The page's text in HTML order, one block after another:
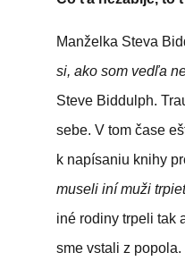
Manželka Steva
si, ako som vedľa
Steve Biddulph.
sebe. V tom čase
k napísaniu knihy
museli iní muži
iné rodiny trpeli tak
sme vstali z